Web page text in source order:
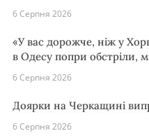
6 Серпня 2026
«У вас дорожче, ніж у
в Одесу попри обстріли,
6 Серпня 2026
Доярки на Черкащині
6 Серпня 2026